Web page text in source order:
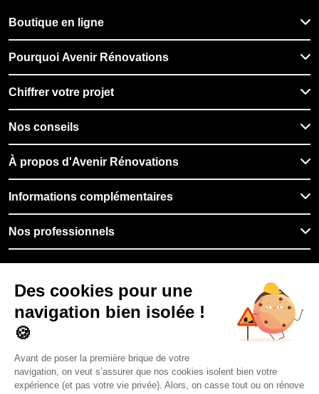
Boutique en ligne
Pourquoi Avenir Rénovations
Chiffrer votre projet
Nos conseils
À propos d'Avenir Rénovations
Informations complémentaires
Nos professionnels